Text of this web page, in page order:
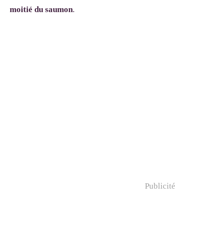
moitié du saumon.
Publicité